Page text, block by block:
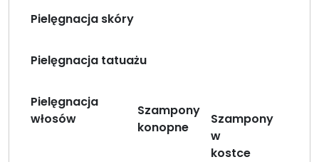
Pielęgnacja skóry
Pielęgnacja tatuażu
Pielęgnacja
włosów
Szampony
konopne
Szampony
w
kostce